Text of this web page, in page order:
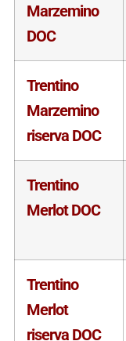
Marzemino
DOC
Trentino
Marzemino
riserva DOC
Trentino
Merlot DOC
Trentino
Merlot
riserva DOC